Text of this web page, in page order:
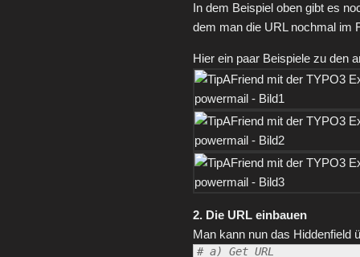
In dem Beispiel oben gibt es
dem man die URL nochmal im
Hier ein paar Beispiele zu den
2. Die URL einbauen
Man kann nun das Hiddenfield